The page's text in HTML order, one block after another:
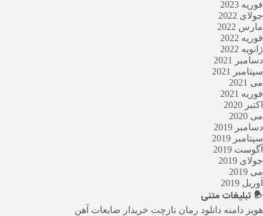
فوریه 2023
جولای 2022
مارس 2022
فوریه 2022
ژانویه 2022
دسامبر 2021
سپتامبر 2021
می 2021
فوریه 2021
اکتبر 2020
می 2020
دسامبر 2019
سپتامبر 2019
آگوست 2019
جولای 2019
می 2019
آوریل 2019
تبلیغاتمتنی
هویز دامنه دانلود رمان نازچت خریدار ضایعات آهن